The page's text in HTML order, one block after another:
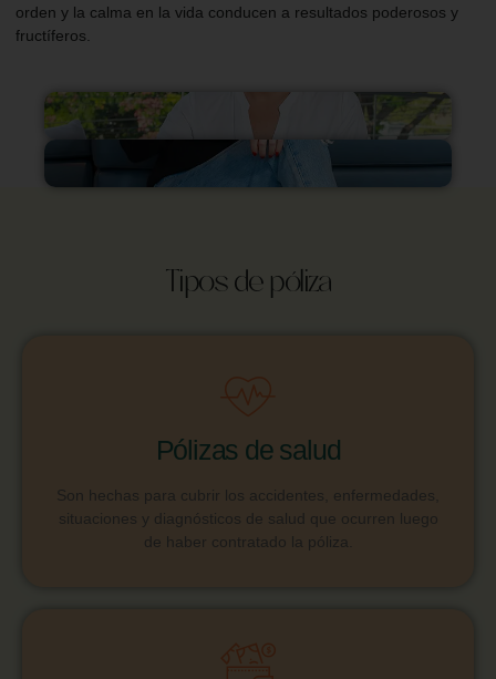
orden y la calma en la vida conducen a resultados poderosos y
fructíferos.
Tipos de póliza
Pólizas de salud
Son hechas para cubrir los accidentes, enfermedades,
situaciones y diagnósticos de salud que ocurren luego
de haber contratado la póliza.